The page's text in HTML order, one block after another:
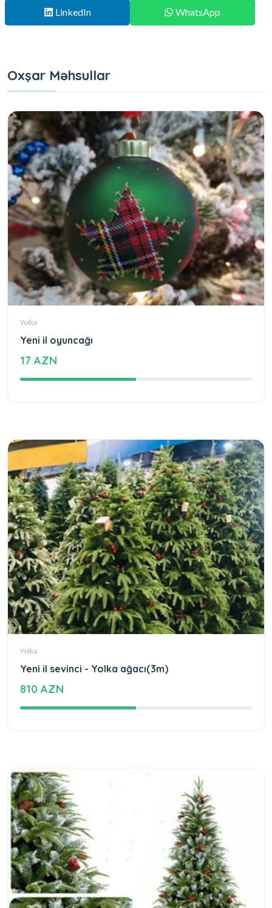
LinkedIn WhatsApp
Oxşar Məhsullar
Yolka
Yeni il oyuncağı
17 AZN
Yolka
Yeni il sevinci - Yolka ağacı(3m)
810 AZN